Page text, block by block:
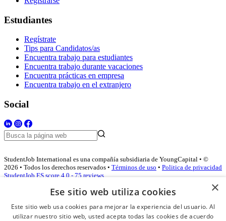
Estudiantes
Regístrate
Tips para Candidatos/as
Encuentra trabajo para estudiantes
Encuentra trabajo durante vacaciones
Encuentra prácticas en empresa
Encuentra trabajo en el extranjero
Social
StudentJob International es una compañía subsidiaria de YoungCapital • ©
2026 • Todos los derechos reservados • Términos de uso • Politica de privacidad
StudentJob ES score 4.0 - 75 reviews
Acceso empresas
×
Ese sitio web utiliza cookies
Este sitio web usa cookies para mejorar la experiencia del usuario. Al
utilizar nuestro sitio web, usted acepta todas las cookies de acuerdo